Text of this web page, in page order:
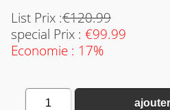
List Prix :€120.99
special Prix : €99.99
Economie : 17%
1